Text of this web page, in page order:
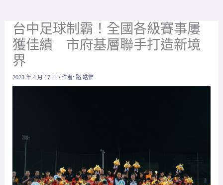
中等學校足球聯賽史上首次！惠文高中包辦男女雙料冠軍。（大
會提供）